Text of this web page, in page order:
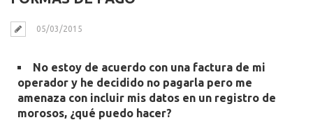
05/03/2015
No estoy de acuerdo con una factura de mi
operador y he decidido no pagarla pero me
amenaza con incluir mis datos en un registro de
morosos, ¿qué puedo hacer?